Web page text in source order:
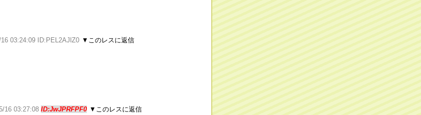
16 03:24:09 ID:PEL2AJlZ0 ▼このレスに返信
16 03:27:08 ID:JwJPRFPF0 ▼このレスに返信